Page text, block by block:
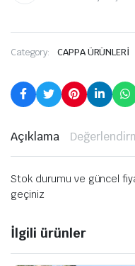
Category: CAPPA ÜRÜNLERİ
Açıklama
Stok durumu ve güncel
geçiniz
İlgili ürünler